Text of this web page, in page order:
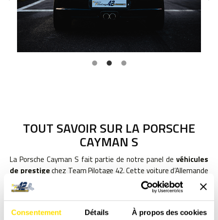
Consentement Détails À propos des cookies
TOUT SAVOIR SUR LA PORSCHE
CAYMAN S
La Porsche Cayman S fait partie de notre panel de véhicules
de prestigechez Team Pilotage 42. Cette voiture d’Allemande
et ses
vous feront connaître lessensations de
grandes vitesses
en quelques secondes. En effet, elle peut
s’offrir unevitesse de pointe à 277km/h.De plus, d’une
grande souplesse
, elle est facilement maniable avec saboite